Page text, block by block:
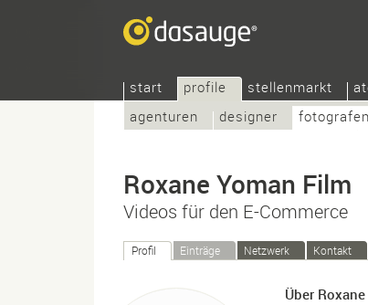
start
profile
agenturen
designer fotografen
stellenmarkt
Roxane Yoman Film
Videos für den E-Commerce
Profil Einträge Netzwerk Kontakt
Über